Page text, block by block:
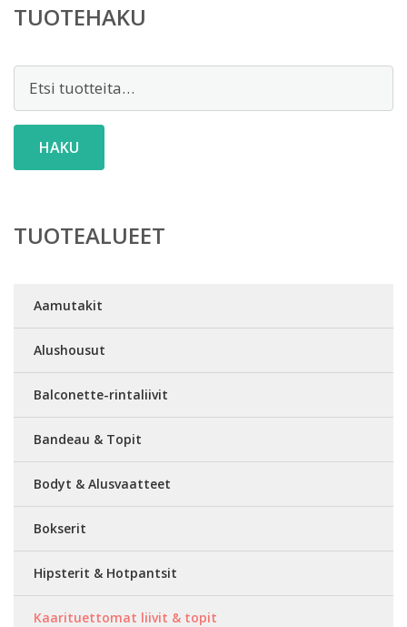
TUOTEHAKU
Etsi:
HAKU
TUOTEALUEET
Aamutakit
Alushousut
Balconette-rintaliivit
Bandeau & Topit
Bodyt & Alusvaatteet
Bokserit
Hipsterit & Hotpantsit
Kaarituettomat liivit & topit